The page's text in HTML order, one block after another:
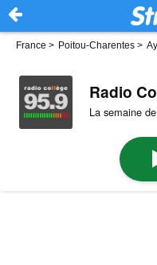
France > Poitou-Charentes >
Radio
La semaine